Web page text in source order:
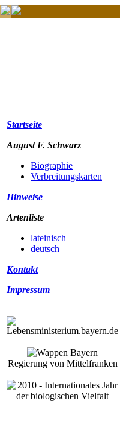
Startseite
August F. Schwarz
Biographie
Verbreitungskarten
Hinweise
Artenliste
lateinisch
deutsch
Kontakt
Impressum
Regierung von Mittelfranken